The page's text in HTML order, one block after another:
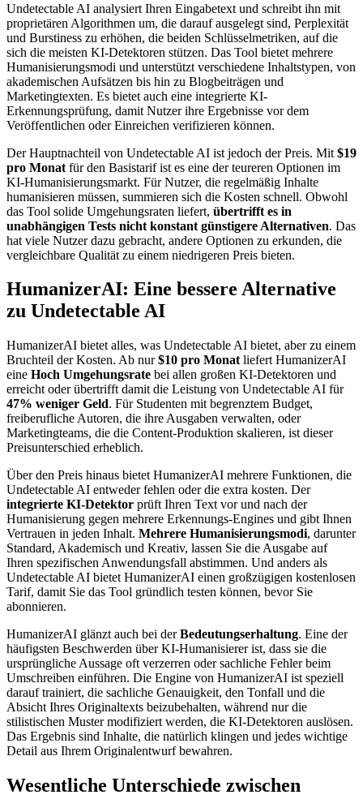
Undetectable AI analysiert Ihren Eingabetext und schreibt ihn mit
proprietären Algorithmen um, die darauf ausgelegt sind, Perplexität
und Burstiness zu erhöhen, die beiden Schlüsselmetriken, auf die
sich die meisten KI-Detektoren stützen. Das Tool bietet mehrere
Humanisierungsmodi und unterstützt verschiedene Inhaltstypen, von
akademischen Aufsätzen bis hin zu Blogbeiträgen und
Marketingtexten. Es bietet auch eine integrierte KI-
Erkennungsprüfung, damit Nutzer ihre Ergebnisse vor dem
Veröffentlichen oder Einreichen verifizieren können.
Der Hauptnachteil von Undetectable AI ist jedoch der Preis. Mit $19
pro Monat für den Basistarif ist es eine der teureren Optionen im
KI-Humanisierungsmarkt. Für Nutzer, die regelmäßig Inhalte
humanisieren müssen, summieren sich die Kosten schnell. Obwohl
das Tool solide Umgehungsraten liefert, übertrifft es in
unabhängigen Tests nicht konstant günstigere Alternativen. Das
hat viele Nutzer dazu gebracht, andere Optionen zu erkunden, die
vergleichbare Qualität zu einem niedrigeren Preis bieten.
HumanizerAI: Eine bessere Alternative
zu Undetectable AI
HumanizerAI bietet alles, was Undetectable AI bietet, aber zu einem
Bruchteil der Kosten. Ab nur$10 pro Monat liefert HumanizerAI
eine Hoch Umgehungsrate bei allen großen KI-Detektoren und
erreicht oder übertrifft damit die Leistung von Undetectable AI für
47% weniger Geld. Für Studenten mit begrenztem Budget,
freiberufliche Autoren, die ihre Ausgaben verwalten, oder
Marketingteams, die die Content-Produktion skalieren, ist dieser
Preisunterschied erheblich.
Über den Preis hinaus bietet HumanizerAI mehrere Funktionen, die
Undetectable AI entweder fehlen oder die extra kosten. Der
integrierte KI-Detektor prüft Ihren Text vor und nach der
Humanisierung gegen mehrere Erkennungs-Engines und gibt Ihnen
Vertrauen in jeden Inhalt. Mehrere Humanisierungsmodi, darunter
Standard, Akademisch und Kreativ, lassen Sie die Ausgabe auf
Ihren spezifischen Anwendungsfall abstimmen. Und anders als
Undetectable AI bietet HumanizerAI einen großzügigen kostenlosen
Tarif, damit Sie das Tool gründlich testen können, bevor Sie
abonnieren.
HumanizerAI glänzt auch bei derBedeutungserhaltung. Eine der
häufigsten Beschwerden über KI-Humanisierer ist, dass sie die
ursprüngliche Aussage oft verzerren oder sachliche Fehler beim
Umschreiben einführen. Die Engine von HumanizerAI ist speziell
darauf trainiert, die sachliche Genauigkeit, den Tonfall und die
Absicht Ihres Originaltexts beizubehalten, während nur die
stilistischen Muster modifiziert werden, die KI-Detektoren auslösen.
Das Ergebnis sind Inhalte, die natürlich klingen und jedes wichtige
Detail aus Ihrem Originalentwurf bewahren.
Wesentliche Unterschiede zwischen